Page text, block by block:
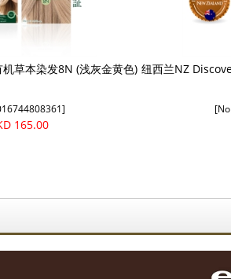
草本染发8N (浅灰金黄色)
165.00
纽西兰NZ